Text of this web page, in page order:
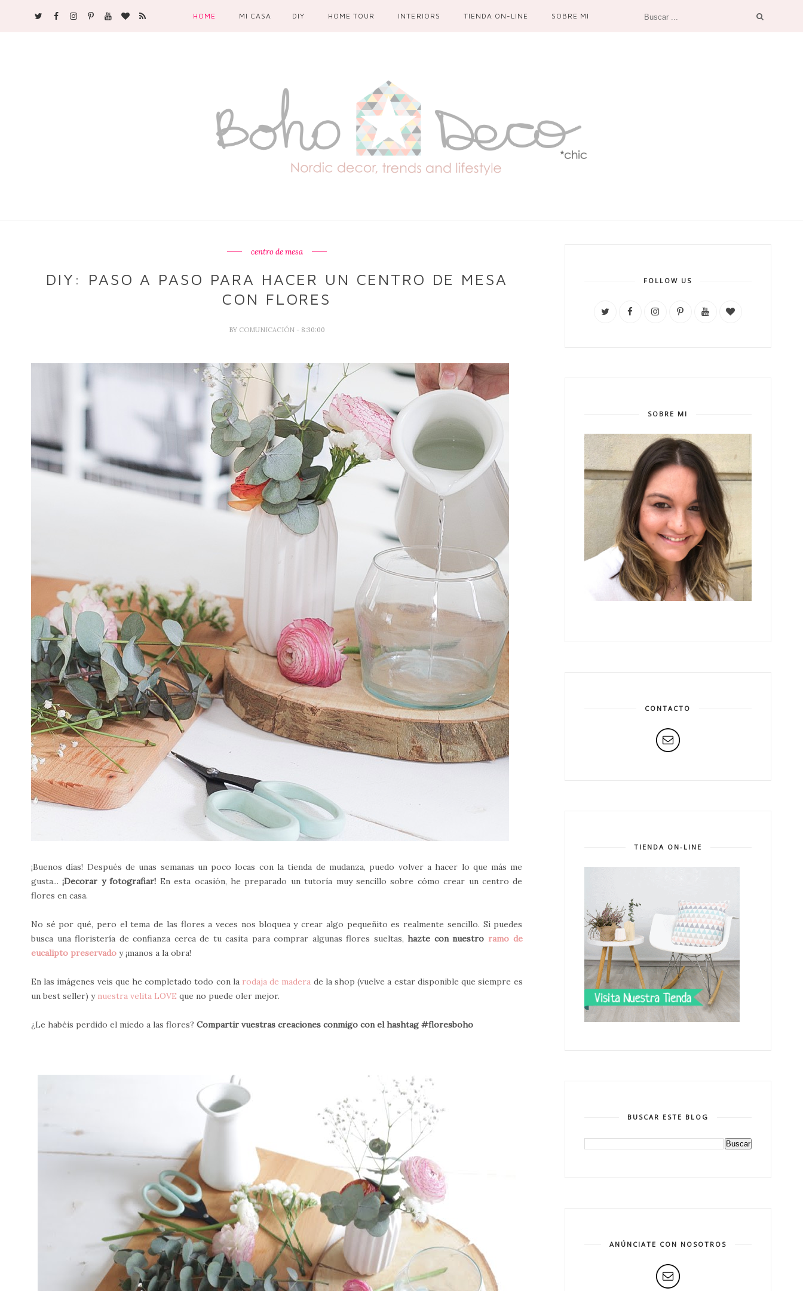
HOME MI CASA DIY HOME TOUR INTERIORS TIENDA ON-LINE SOBRE MI
centro de mesa
DIY: PASO A PASO PARA HACER UN CENTRO DE MESA
CON FLORES
BY COMUNICACIÓN - 8:30:00
¡Buenos días! Después de unas semanas un poco locas con la tienda de mudanza, puedo volver a hacer lo que más me
gusta...¡Decorar y fotografiar! En esta ocasión, he preparado un tutoría muy sencillo sobre cómo crear un centro de
flores en casa.
No sé por qué, pero el tema de las flores a veces nos bloquea y crear algo pequeñito es realmente sencillo. Si puedes
busca una floristería de confianza cerca de tu casita para comprar algunas flores sueltas,hazte con nuestro ramo de
eucalipto preservado y ¡manos a la obra!
En las imágenes veis que he completado todo con la rodaja de madera de la shop (vuelve a estar disponible que siempre es
un best seller) y nuestra velita LOVE que no puede oler mejor.
¿Le habéis perdido el miedo a las flores? Compartir vuestras creaciones conmigo con el hashtag #floresboho
FOLLOW US
SOBRE MI
CONTACTO
TIENDA ON-LINE
BUSCAR ESTE BLOG
ANÚNCIATE CON NOSOTROS